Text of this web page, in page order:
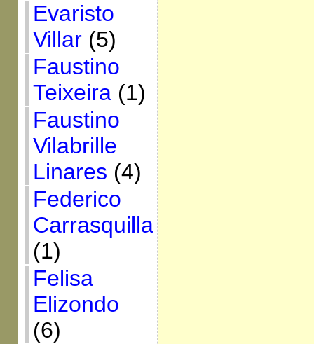
Evaristo
Villar(5)
Faustino
Teixeira(1)
Faustino
Vilabrille
Linares (4)
Federico
Carrasquilla
(1)
Felisa
Elizondo
(6)